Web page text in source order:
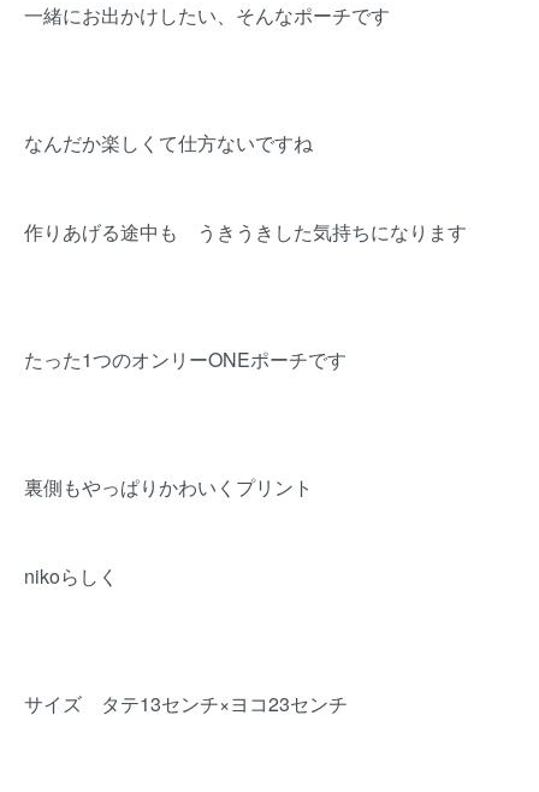
一緒にお出かけしたい、そんなポーチです
なんだか楽しくて仕方ないですね
作りあげる途中も うきうきした気持ちになります
たった1つのオンリーONEポーチです
裏側もやっぱりかわいくプリント
nikoらしく
サイズ タテ13センチ×ヨコ23センチ